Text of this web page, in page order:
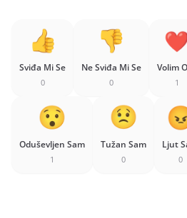
Sviđa Mi Se
0
Ne Sviđa Mi Se
0
Volim
1
Oduševljen Sam
1
Tužan Sam
0
Ljut
0